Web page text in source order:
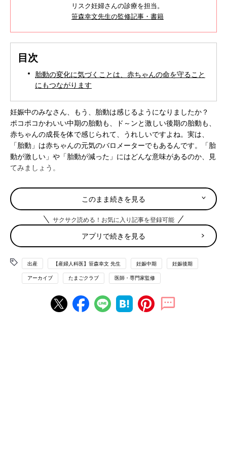
リスク妊婦さんの診療を担当。
笹森幸文先生の監修記事・書籍
目次
胎動の変化に気づくことは、赤ちゃんの命を守ること
にもつながります
妊娠中のみなさん、もう、胎動は感じるようになりましたか？
ポコポコかわいい中期の胎動も、ド～ンと激しい後期の胎動も、
赤ちゃんの成長を体で感じられて、うれしいですよね。実は、
「胎動」は赤ちゃんの元気のバロメーターでもあるんです。「胎
動が激しい」や「胎動が減った」にはどんな意味があるのか、見
てみましょう。
胎動の変化に気づくことは、赤ちゃんの命を守るこ
とにもつながります
「胎動が激しすぎて･･･」というママの声はよく聞かれますが、
実は、そこに問題はありません。気をつけなければならないの
マが胎動をよく観察しておくことで、赤ちゃんの具合が悪くなり
かけていることに、気づけることがあります。
「胎動が激しい」「胎動がいつもより多い」は問題なし
このまま続きを見る
サクサク読める！お気に入り記事を登録可能
アプリで続きを見る
出産 【産婦人科医】笹森幸文 先生 妊娠中期 妊娠後期
アーカイブ たまごクラブ 医師・専門家監修